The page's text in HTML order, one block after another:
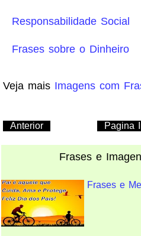
Responsabilidade Social
Frases sobre o Dinheiro
Veja mais Imagens com
Anterior Pagina
Frases e
Frases e